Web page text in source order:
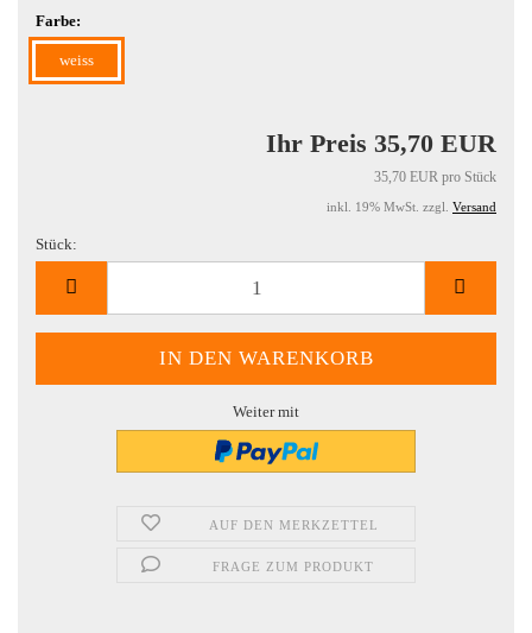
Farbe:
weiss
Ihr Preis 35,70 EUR
35,70 EUR pro Stück
inkl. 19% MwSt. zzgl. Versand
Stück:
Weiter mit
AUF DEN MERKZETTEL
FRAGE ZUM PRODUKT